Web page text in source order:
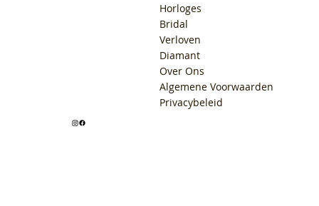
Horloges
Bridal
Verloven
Diamant
Over Ons
Algemene Voorwaarden
Privacybeleid